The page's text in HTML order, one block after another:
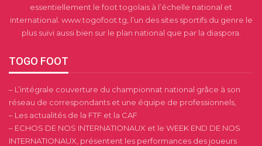
essentiellement le foot togolais à l’échelle national et
international. www.togofoot.tg, l’un des sites sportifs du genre le
plus suivi aussi bien sur le plan national que par la diaspora.
TOGO FOOT
– L’intégrale couverture du championnat national grâce à son
réseau de correspondants et une équipe de professionnels,
– Les actualités de la FTF et la CAF
– ECHOS DE NOS INTERNATIONAUX et le WEEK END DE NOS
INTERNATIONAUX, présentent les performances des joueurs